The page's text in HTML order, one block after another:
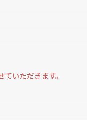
いただきます。